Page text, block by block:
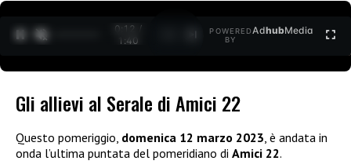
0:12 /
1:40
POWERED
BY
AdhubMedia
Gli allievi al Serale di Amici 22
Questo pomeriggio, domenica 12 marzo 2023, è andata in
onda l’ultima puntata del pomeridiano di Amici 22.